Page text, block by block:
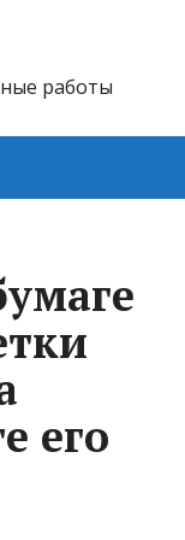
работы
его